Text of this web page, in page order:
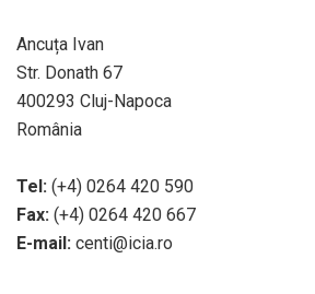
Ancuța Ivan
Str. Donath 67
400293 Cluj-Napoca
România
Tel: (+4) 0264 420 590
Fax: (+4) 0264 420 667
E-mail: centi@icia.ro